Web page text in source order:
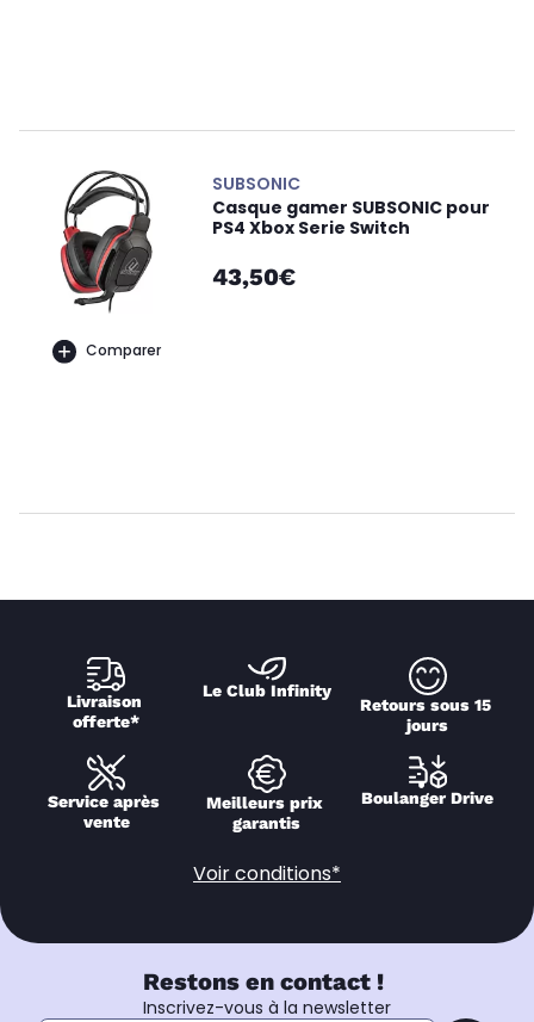
Comparer
SUBSONIC
Casque gamer SUBSONIC pour
PS4 Xbox Serie Switch
43,50€
Livraison
offerte*
Le Club Infinity
Retours sous 15
jours
Service après
vente
Meilleurs prix
garantis
Boulanger Drive
Voir conditions*
Restons en contact !
Inscrivez-vous à la newsletter